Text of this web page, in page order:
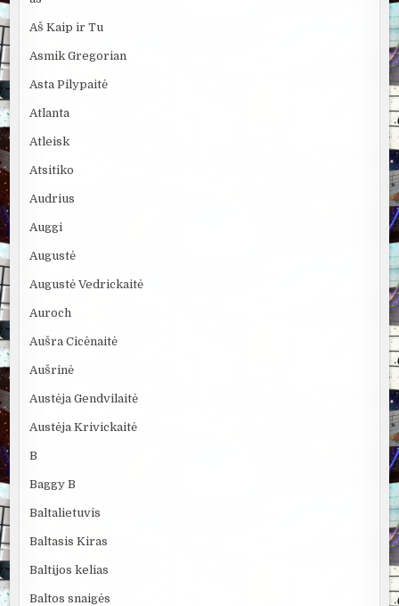
Aš Kaip ir Tu
Asmik Gregorian
Asta Pilypaitė
Atlanta
Atleisk
Atsitiko
Audrius
Auggi
Augustė
Augustė Vedrickaitė
Auroch
Aušra Cicėnaitė
Aušrinė
Austėja Gendvilaitė
Austėja Krivickaitė
B
Baggy B
Baltalietuvis
Baltasis Kiras
Baltijos kelias
Baltos snaigės